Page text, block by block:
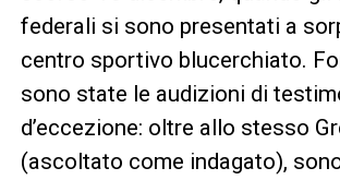
federali si sono presentati a
centro sportivo blucerchiato.
sono state le audizioni di
d’eccezione: oltre allo stesso
(ascoltato come indagato),